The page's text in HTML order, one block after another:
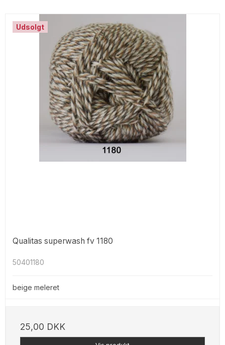
Udsolgt
Qualitas superwash fv 1180
50401180
beige meleret
25,00 DKK